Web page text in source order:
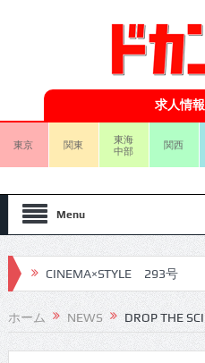
求人情
東京 関東
東海
中部
関西
Menu
CINEMA×STYLE 293号
CINEMA×STYLE 292号
CINEMA×STYLE 291号
ホーム NEWS DROP THE